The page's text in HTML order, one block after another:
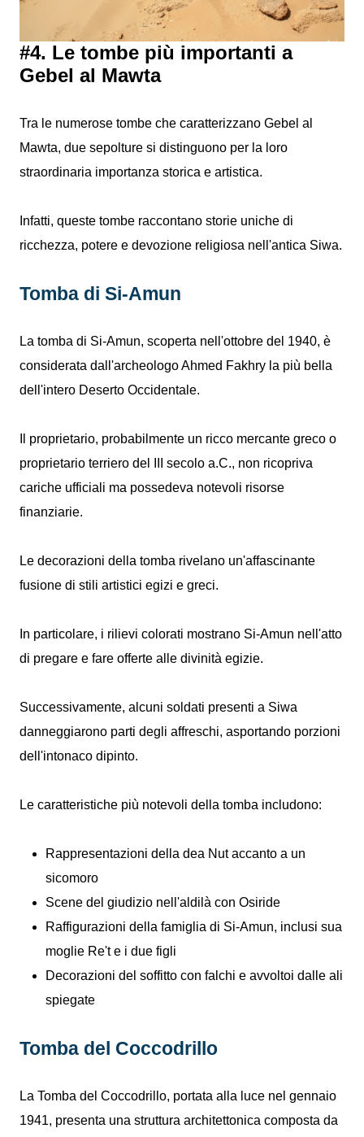
#4. Le tombe più importanti a
Gebel al Mawta
Tra le numerose tombe che caratterizzano Gebel al
Mawta, due sepolture si distinguono per la loro
straordinaria importanza storica e artistica.
Infatti, queste tombe raccontano storie uniche di
ricchezza, potere e devozione religiosa nell'antica Siwa.
Tomba di Si-Amun
La tomba di Si-Amun, scoperta nell'ottobre del 1940, è
considerata dall'archeologo Ahmed Fakhry la più bella
dell'intero Deserto Occidentale.
Il proprietario, probabilmente un ricco mercante greco o
proprietario terriero del III secolo a.C., non ricopriva
cariche ufficiali ma possedeva notevoli risorse
finanziarie.
Le decorazioni della tomba rivelano un'affascinante
fusione di stili artistici egizi e greci.
In particolare, i rilievi colorati mostrano Si-Amun nell'atto
di pregare e fare offerte alle divinità egizie.
Successivamente, alcuni soldati presenti a Siwa
danneggiarono parti degli affreschi, asportando porzioni
dell'intonaco dipinto.
Le caratteristiche più notevoli della tomba includono:
Rappresentazioni della dea Nut accanto a un
sicomoro
Scene del giudizio nell'aldilà con Osiride
Raffigurazioni della famiglia di Si-Amun, inclusi sua
moglie Re't e i due figli
Decorazioni del soffitto con falchi e avvoltoi dalle ali
spiegate
Tomba del Coccodrillo
La Tomba del Coccodrillo, portata alla luce nel gennaio
1941, presenta una struttura architettonica composta da